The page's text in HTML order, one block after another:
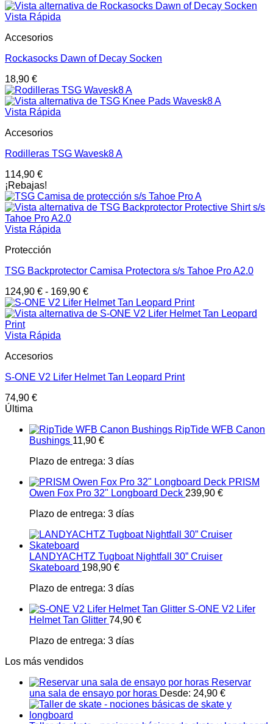
Vista Rápida
Accesorios
Rockasocks Dawn of Decay Socken
18,90 €
Vista Rápida
Accesorios
Rodilleras TSG Wavesk8 A
114,90 €
¡Rebajas!
Vista Rápida
Protección
TSG Backprotector Camisa Protectora s/s Tahoe Pro A2.0
124,90 € - 169,90 €
Vista Rápida
Accesorios
S-ONE V2 Lifer Helmet Tan Leopard Print
74,90 €
Última
RipTide WFB Canon
Bushings 11,90 €
Plazo de entrega: 3 días
PRISM
Owen Fox Pro 32" Longboard Deck 239,90 €
Plazo de entrega: 3 días
LANDYACHTZ Tugboat Nightfall 30” Cruiser
Skateboard 198,90 €
Plazo de entrega: 3 días
S-ONE V2 Lifer
Helmet Tan Glitter 74,90 €
Plazo de entrega: 3 días
Los más vendidos
Reservar
una sala de ensayo por horas Desde: 24,90 €